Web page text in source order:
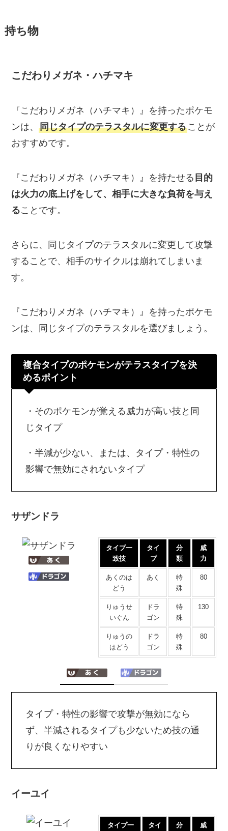
持ち物
こだわりメガネ・ハチマキ
『こだわりメガネ（ハチマキ）』を持ったポケモ
ンは、同じタイプのテラスタルに変更することが
おすすめです。
『こだわりメガネ（ハチマキ）』を持たせる 目的
は火力の底上げをして、相手に大きな負荷を与え
ることです。
さらに、同じタイプのテラスタルに変更して攻撃
することで、相手のサイクルは崩れてしまいま
す。
『こだわりメガネ（ハチマキ）』を持ったポケモ
ンは、同じタイプのテラスタルを選びましょう。
複合タイプのポケモンがテラスタイプを決
めるポイント
・そのポケモンが覚える威力が高い技と同
じタイプ
・半減が少ない、または、タイプ・特性の
影響で無効にされないタイプ
サザンドラ
タイプ一
致技
タイ
プ
分
類
威
力
あくのは
どう
あく
特
殊
80
りゅうせ
いぐん
ドラ
ゴン
特
殊
130
りゅうの
はどう
ドラ
ゴン
特
殊
80
タイプ・特性の影響で攻撃が無効になら
ず、半減されるタイプも少ないため技の通
りが良くなりやすい
イーユイ
タイプ一
タイ
分
威